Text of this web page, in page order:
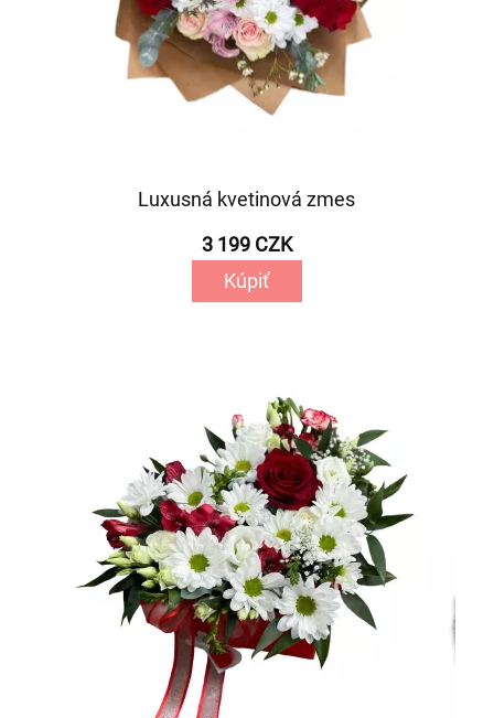
Luxusná kvetinová zmes
3 199 CZK
Kúpiť